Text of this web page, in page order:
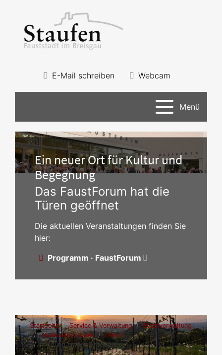
E-Mail schreiben Webcam
Menü
Ein neuer Ort für Kultur und
Begegnung
Das FaustForum hat die
Türen geöffnet
Die aktuellen Veranstaltungen finden Sie
hier:
Programm · FaustForum
Startseite Service & Verwaltung
Stadtverwaltung
Lebenssituationen
Geburt
Meldung an den Arbeitgeber